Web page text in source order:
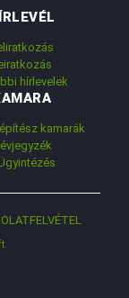
hírlevelek
kamarák